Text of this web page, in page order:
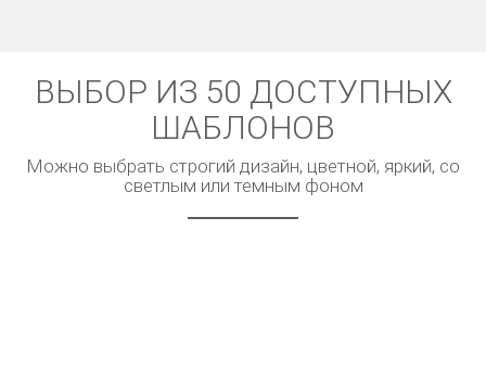
ВЫБОР ИЗ 50 ДОСТУПНЫХ
ШАБЛОНОВ
Можно выбрать строгий дизайн, цветной, яркий, со
светлым или темным фоном